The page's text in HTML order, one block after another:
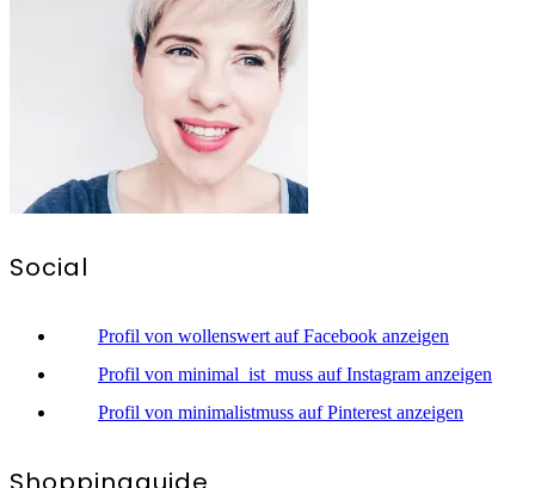
Social
Profil von wollenswert auf Facebook anzeigen
Profil von minimal_ist_muss auf Instagram anzeigen
Profil von minimalistmuss auf Pinterest anzeigen